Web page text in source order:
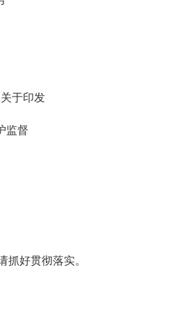
于印发
监督
抓好贯彻落实。